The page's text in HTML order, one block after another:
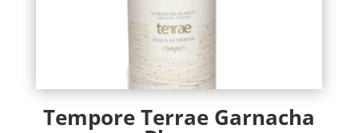
Tempore Terrae Garnacha